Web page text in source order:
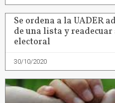
Se ordena a la UADER
de una lista y
electoral
30/10/2020